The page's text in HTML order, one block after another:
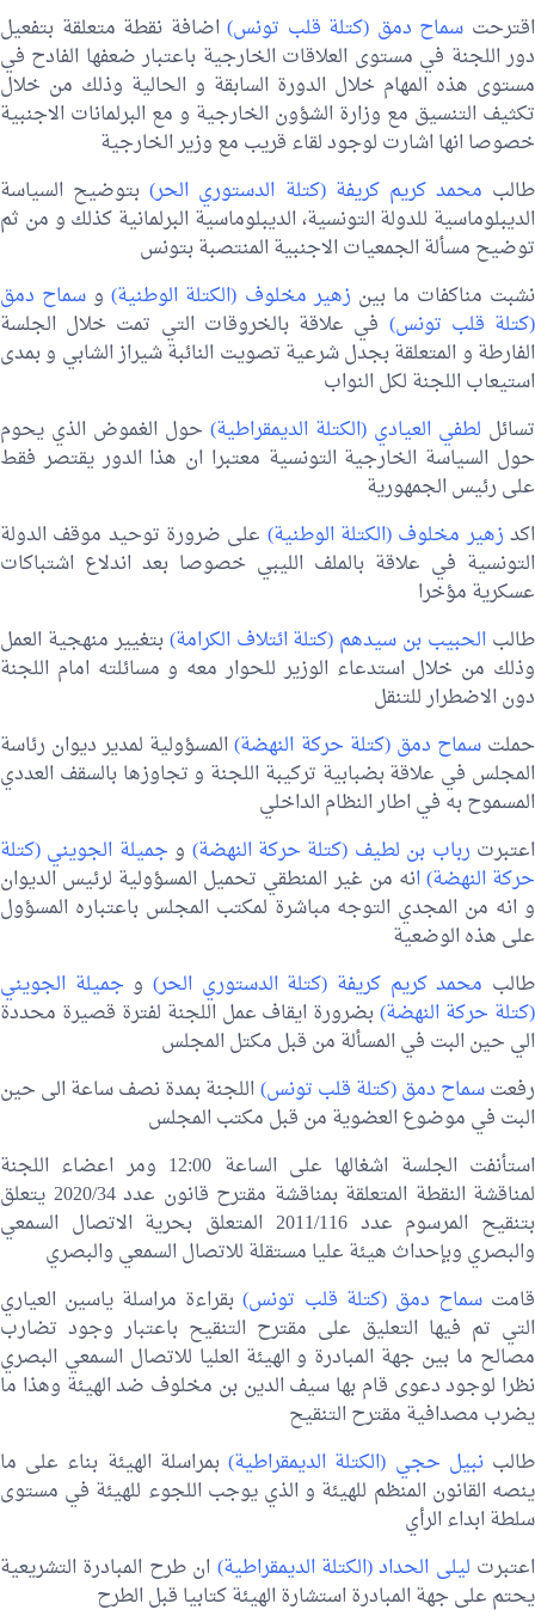
اقترحت سماح دمق (كتلة قلب تونس)اضافة نقطة متعلقة بتفعيل
دور اللجنة في مستوى العلاقات الخارجية باعتبار ضعفها الفادح في
مستوى هذه المهام خلال الدورة السابقة و الحالية وذلك من خلال
تكثيف التنسيق مع وزارة الشؤون الخارجية و مع البرلمانات الاجنبية
خصوصا انها اشارت لوجود لقاء قريب مع وزير الخارجية
طالب محمد كريم كريفة (كتلة الدستوري الحر)بتوضيح السياسة
الديبلوماسية للدولة التونسية، الديبلوماسية البرلمانية كذلك و من ثم
توضيح مسألة الجمعيات الاجنبية المنتصبة بتونس
نشبت مناكفات ما بين زهير مخلوف (الكتلة الوطنية)و سماح دمق
(كتلة قلب تونس) في علاقة بالخروقات التي تمت خلال الجلسة
الفارطة و المتعلقة بجدل شرعية تصويت النائبة شيراز الشابي و بمدى
استيعاب اللجنة لكل النواب
تسائل لطفي العيادي (الكتلة الديمقراطية) حول الغموض الذي يحوم
حول السياسة الخارجية التونسية معتبرا ان هذا الدور يقتصر فقط
على رئيس الجمهورية
اكد زهير مخلوف (الكتلة الوطنية) على ضرورة توحيد موقف الدولة
التونسية في علاقة بالملف الليبي خصوصا بعد اندلاع اشتباكات
عسكرية مؤخرا
طالب الحبيب بن سيدهم (كتلة ائتلاف الكرامة)بتغيير منهجية العمل
وذلك من خلال استدعاء الوزير للحوار معه و مسائلته امام اللجنة
دون الاضطرار للتنقل
حملتسماح دمق (كتلة حركة النهضة)المسؤولية لمدير ديوان رئاسة
المجلس في علاقة بضبابية تركيبة اللجنة و تجاوزها بالسقف العددي
المسموح به في اطار النظام الداخلي
اعتبرت رباب بن لطيف (كتلة حركة النهضة) و جميلة الجويني (كتلة
حركة النهضة) انه من غير المنطقي تحميل المسؤولية لرئيس الديوان
و انه من المجدي التوجه مباشرة لمكتب المجلس باعتباره المسؤول
على هذه الوضعية
طالب محمد كريم كريفة (كتلة الدستوري الحر)وجميلة الجويني
(كتلة حركة النهضة)بضرورة ايقاف عمل اللجنة لفترة قصيرة محددة
الي حين البت في المسألة من قبل مكتل المجلس
رفعتسماح دمق (كتلة قلب تونس)اللجنة بمدة نصف ساعة الى حين
البت في موضوع العضوية من قبل مكتب المجلس
استأنفت الجلسة اشغالها على الساعة 12:00 ومر اعضاء اللجنة
لمناقشة النقطة المتعلقة بمناقشة مقترح قانون عدد 2020/34 يتعلق
بتنقيح المرسوم عدد 2011/116 المتعلق بحرية الاتصال السمعي
والبصري وبإحداث هيئة عليا مستقلة للاتصال السمعي والبصري
قامتسماح دمق (كتلة قلب تونس)بقراءة مراسلة ياسين العياري
التي تم فيها التعليق على مقترح التنقيح باعتبار وجود تضارب
مصالح ما بين جهة المبادرة و الهيئة العليا للاتصال السمعي البصري
نظرا لوجود دعوى قام بها سيف الدين بن مخلوف ضد الهيئة وهذا ما
يضرب مصدافية مقترح التنقيح
طالب نبيل حجي (الكتلة الديمقراطية)بمراسلة الهيئة بناء على ما
ينصه القانون المنظم للهيئة و الذي يوجب اللجوء للهيئة في مستوى
سلطة ابداء الرأي
اعتبرت ليلى الحداد (الكتلة الديمقراطية) ان طرح المبادرة التشريعية
يحتم على جهة المبادرة استشارة الهيئة كتابيا قبل الطرح